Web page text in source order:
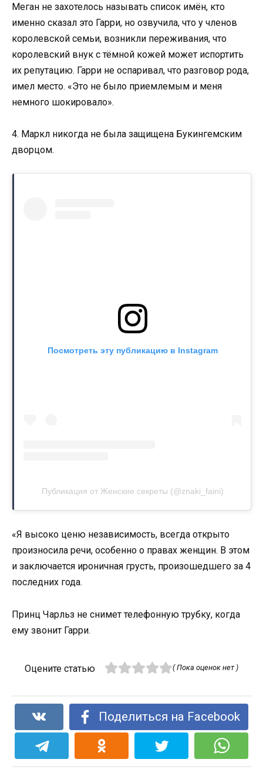
Меган не захотелось называть список имён, кто
именно сказал это Гарри, но озвучила, что у членов
королевской семьи, возникли переживания, что
королевский внук с тёмной кожей может испортить
их репутацию. Гарри не оспаривал, что разговор рода,
имел место. «Это не было приемлемым и меня
немного шокировало».
4. Маркл никогда не была защищена Букингемским
дворцом.
Посмотреть эту публикацию в Instagram
Публикация от Женские секреты (@znaki_faini)
«Я высоко ценю независимость, всегда открыто
произносила речи, особенно о правах женщин. В этом
и заключается ироничная грусть, произошедшего за 4
последних года.
Принц Чарльз не снимет телефонную трубку, когда
ему звонит Гарри.
Оцените статью ( Пока оценок нет )
Поделиться на Facebook